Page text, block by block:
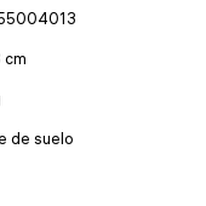
cm
de suelo